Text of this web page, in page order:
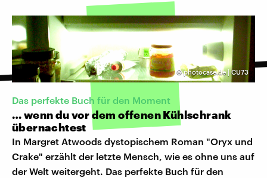
©photocase.de | CU73
Das perfekte Buch für den Moment
… wenn du vor dem offenen Kühlschrank
übernachtest
In Margret Atwoods dystopischem Roman "Oryx und
Crake" erzählt der letzte Mensch, wie es ohne uns auf
der Welt weitergeht. Das perfekte Buch für den